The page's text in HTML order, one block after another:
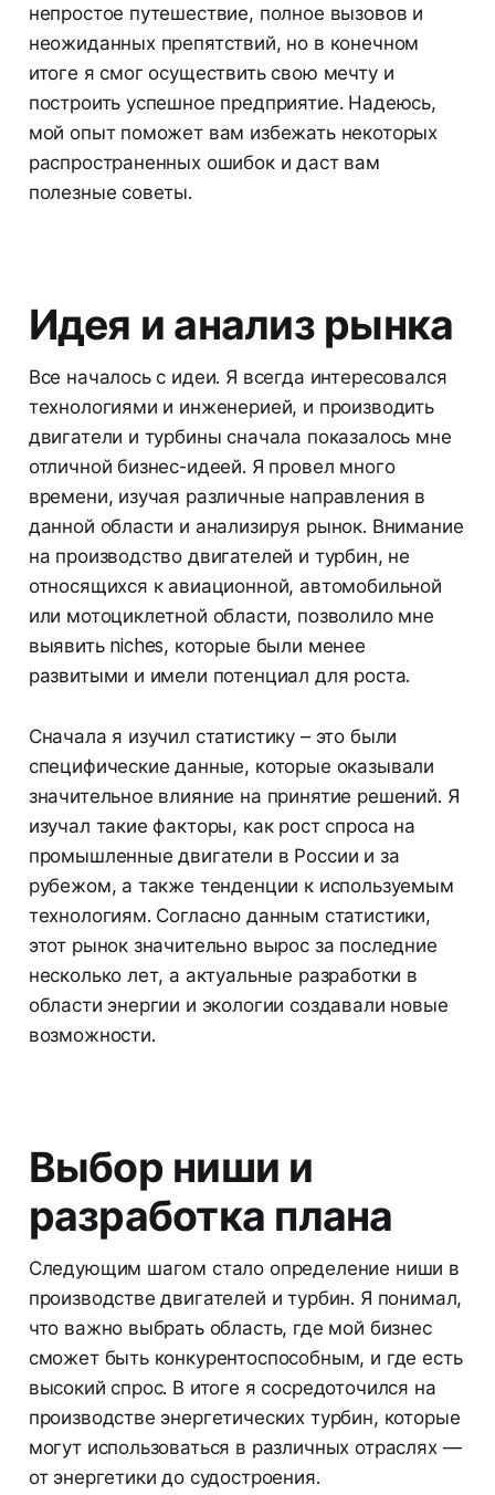
непростое путешествие, полное вызовов и
неожиданных препятствий, но в конечном
итоге я смог осуществить свою мечту и
построить успешное предприятие. Надеюсь,
мой опыт поможет вам избежать некоторых
распространенных ошибок и даст вам
полезные советы.
Идея и анализ рынка
Все началось с идеи. Я всегда интересовался
технологиями и инженерией, и производить
двигатели и турбины сначала показалось мне
отличной бизнес-идеей. Я провел много
времени, изучая различные направления в
данной области и анализируя рынок. Внимание
на производство двигателей и турбин, не
относящихся к авиационной, автомобильной
или мотоциклетной области, позволило мне
выявить niches, которые были менее
развитыми и имели потенциал для роста.
Сначала я изучил статистику – это были
специфические данные, которые оказывали
значительное влияние на принятие решений. Я
изучал такие факторы, как рост спроса на
промышленные двигатели в России и за
рубежом, а также тенденции к используемым
технологиям. Согласно данным статистики,
этот рынок значительно вырос за последние
несколько лет, а актуальные разработки в
области энергии и экологии создавали новые
возможности.
Выбор ниши и
разработка плана
Следующим шагом стало определение ниши в
производстве двигателей и турбин. Я понимал,
что важно выбрать область, где мой бизнес
сможет быть конкурентоспособным, и где есть
высокий спрос. В итоге я сосредоточился на
производстве энергетических турбин, которые
могут использоваться в различных отраслях —
от энергетики до судостроения.